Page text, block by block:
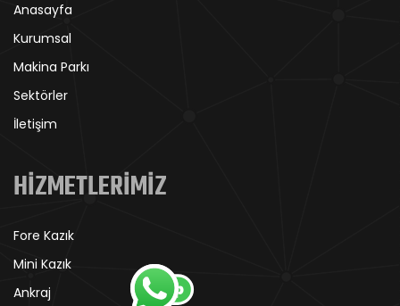
Anasayfa
Kurumsal
Makina Parkı
Sektörler
İletişim
HİZMETLERİMİZ
Fore Kazık
Mini Kazık
Ankraj